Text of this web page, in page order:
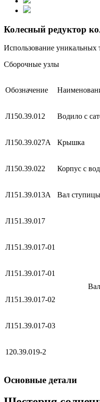
Колесный редуктор
Использование уникальных
Сборочные узлы
Обозначение
Л150.39.012 Водило с
Л150.39.027А Крышка
Л150.39.022 Корпус с
Л151.39.013А Вал ступицы
Л151.39.017
Вал
Л151.39.017-01
Л151.39.017-01
Л151.39.017-02
Л151.39.017-03
120.39.019-2
Основные детали